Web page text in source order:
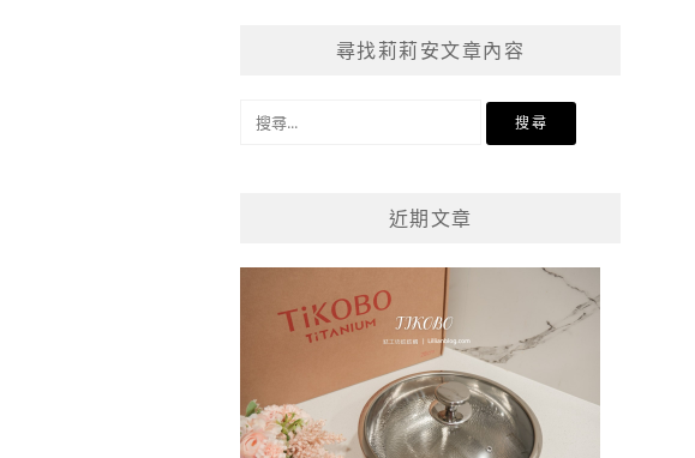
尋找莉莉安文章內容
近期文章